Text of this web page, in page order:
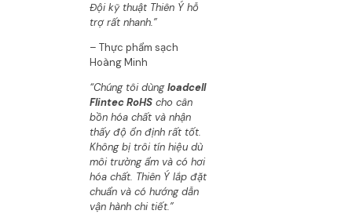
Đội kỹ thuật Thiên Ý hỗ
trợ rất nhanh.”
– Thực phẩm sạch
Hoàng Minh
“Chúng tôi dùngloadcell
Flintec RoHS cho cân
bồn hóa chất và nhận
thấy độ ổn định rất tốt.
Không bị trôi tín hiệu dù
môi trường ẩm và có hơi
hóa chất. Thiên Ý lắp đặt
chuẩn và có hướng dẫn
vận hành chi tiết.”